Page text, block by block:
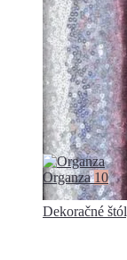
Dekoračné
Organza10